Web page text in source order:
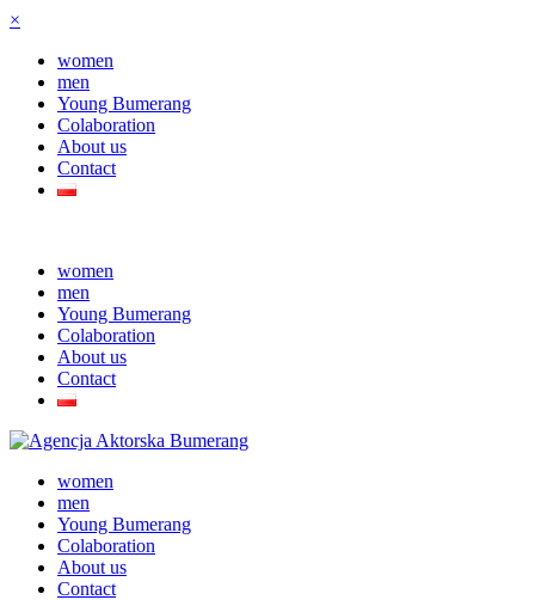
×
women
men
Young Bumerang
Colaboration
About us
Contact
women
men
Young Bumerang
Colaboration
About us
Contact
women
men
Young Bumerang
Colaboration
About us
Contact